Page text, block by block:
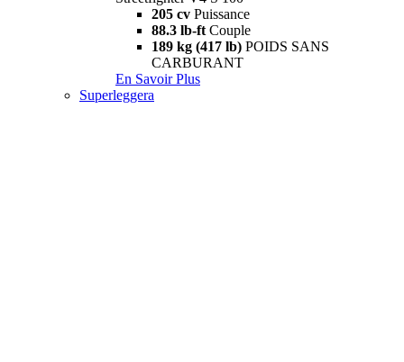
205 cv Puissance
88.3 lb-ft Couple
189 kg (417 lb) POIDS SANS
CARBURANT
En Savoir Plus
Superleggera